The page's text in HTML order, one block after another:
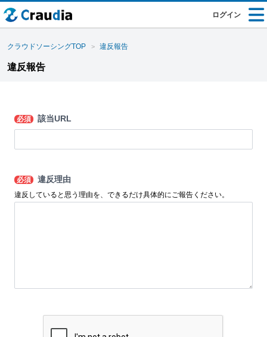
ログイン
クラウドソーシングTOP 違反報告
違反報告
必須 該当URL
必須 違反理由
違反していると思う理由を、できるだけ具体的にご報告ください。